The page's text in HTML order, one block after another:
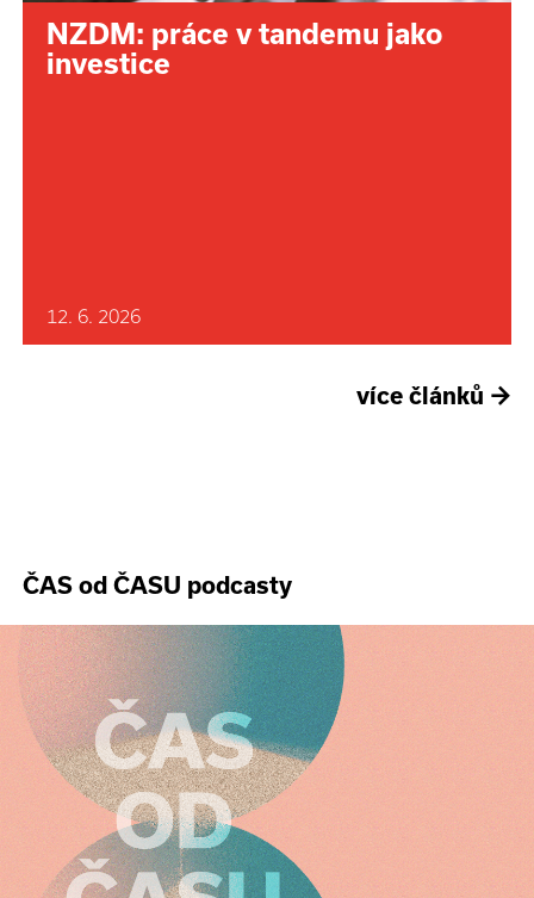
NZDM: práce v tandemu jako
investice
12. 6. 2026
více článků →
ČAS od ČASU podcasty